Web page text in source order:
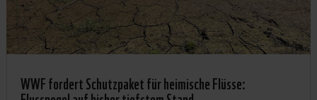
WWF fordert Schutzpaket für heimische Flüsse: